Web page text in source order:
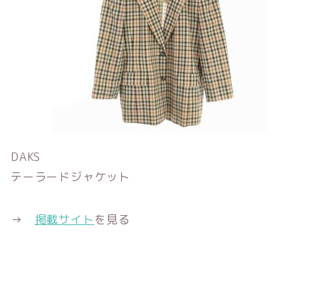
DAKS
テーラードジャケット
→ 掲載サイトを見る